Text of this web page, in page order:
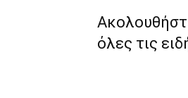
όλες τις